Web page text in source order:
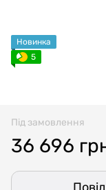
Новинка
5
Під замовлення
36 696